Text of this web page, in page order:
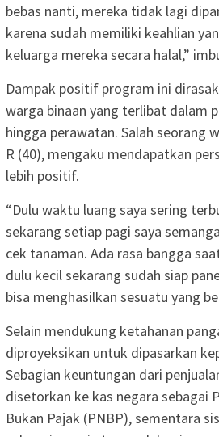
bebas nanti, mereka tidak lagi
karena sudah memiliki keahlian
keluarga mereka secara halal,”
Dampak positif program ini
warga binaan yang terlibat dalam
hingga perawatan. Salah seorang
R (40), mengaku mendapatkan
lebih positif.
“Dulu waktu luang saya sering
sekarang setiap pagi saya
cek tanaman. Ada rasa bangga
dulu kecil sekarang sudah siap
bisa menghasilkan sesuatu yang
Selain mendukung ketahanan
diproyeksikan untuk dipasarkan
Sebagian keuntungan dari
disetorkan ke kas negara sebagai
Bukan Pajak (PNBP), sementara